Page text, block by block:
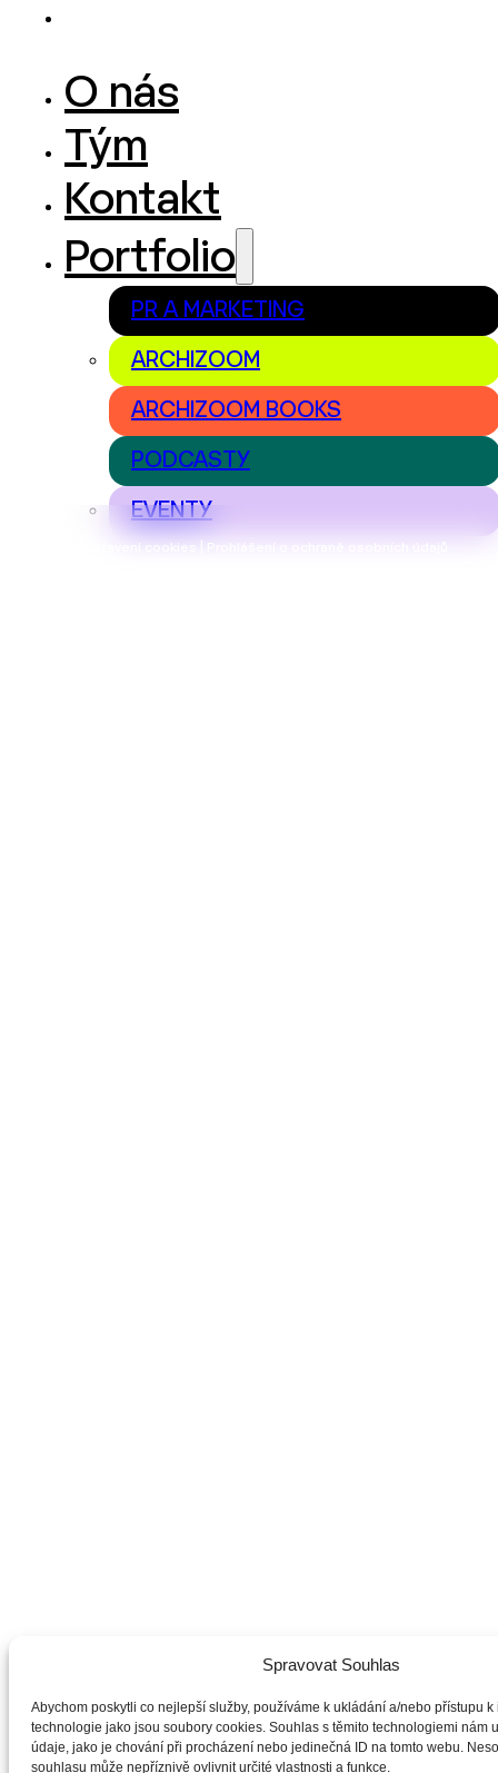
Spravovat Souhlas
Abychom poskytli co nejlepší služby, používáme k ukládání a/nebo přístupu
technologie jako jsou soubory cookies. Souhlas s těmito technologiemi nám
údaje, jako je chování při procházení nebo jedinečná ID na tomto webu.
souhlasu může nepříznivě ovlivnit určité vlastnosti a funkce.
Nastavení cookies | Prohlášení o ochraně osobních údajů
O nás
Tým
Kontakt
Portfolio
PR A MARKETING
ARCHIZOOM
ARCHIZOOM BOOKS
PODCASTY
EVENTY